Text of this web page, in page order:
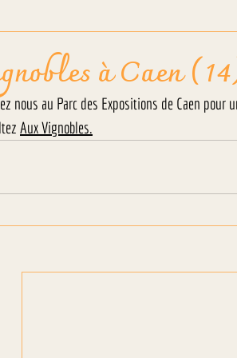
à Caen
nous au Parc des Expositions de Caen pour
Aux Vignobles.